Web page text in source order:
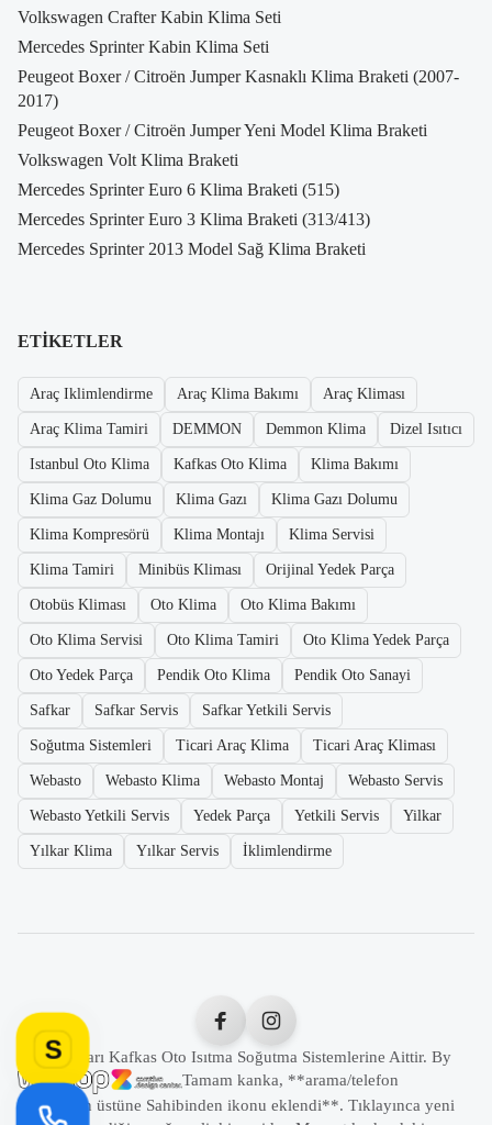
Volkswagen Crafter Kabin Klima Seti
Mercedes Sprinter Kabin Klima Seti
Peugeot Boxer / Citroën Jumper Kasnaklı Klima Braketi (2007-
2017)
Peugeot Boxer / Citroën Jumper Yeni Model Klima Braketi
Volkswagen Volt Klima Braketi
Mercedes Sprinter Euro 6 Klima Braketi (515)
Mercedes Sprinter Euro 3 Klima Braketi (313/413)
Mercedes Sprinter 2013 Model Sağ Klima Braketi
ETIKETLER
Araç Iklimlendirme Araç Klima Bakımı Araç Kliması
Araç Klima Tamiri DEMMON Demmon Klima Dizel Isıtıcı
Istanbul Oto Klima Kafkas Oto Klima Klima Bakımı
Klima Gaz Dolumu Klima Gazı Klima Gazı Dolumu
Klima Kompresörü Klima Montajı Klima Servisi
Klima Tamiri Minibüs Kliması Orijinal Yedek Parça
Otobüs Kliması Oto Klima Oto Klima Bakımı
Oto Klima Servisi Oto Klima Tamiri Oto Klima Yedek Parça
Oto Yedek Parça Pendik Oto Klima Pendik Oto Sanayi
Safkar Safkar Servis Safkar Yetkili Servis
Soğutma Sistemleri Ticari Araç Klima Ticari Araç Kliması
Webasto Webasto Klima Webasto Montaj Webasto Servis
Webasto Yetkili Servis Yedek Parça Yetkili Servis Yilkar
Yılkar Klima Yılkar Servis İklimlendirme
Tüm Hakları Kafkas Oto Isıtma Soğutma Sistemlerine Aittir. By
Tamam kanka, **arama/telefon
butonunun üstüne Sahibinden ikonu eklendi**. Tıklayınca yeni
S